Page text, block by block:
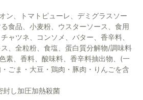
ン、トマトピューレ、デミグラスソー
食品、小麦粉、ウスターソース、食用
ャツネ、コンソメ、バター、香辛料、
、全粒粉、食塩、蛋白質分解物/調味料
素、香料、酸味料、香辛料抽出物、(一
ごま・大豆・鶏肉・豚肉・りんごを含
封し加圧加熱殺菌